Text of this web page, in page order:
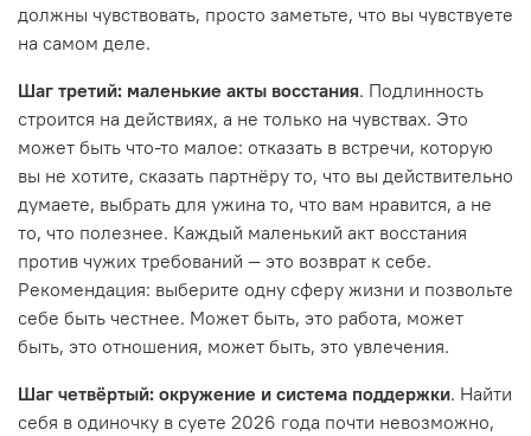
должны чувствовать, просто заметьте, что вы чувствуете
на самом деле.
Шаг третий: маленькие акты восстания. Подлинность
строится на действиях, а не только на чувствах. Это
может быть что-то малое: отказать в встречи, которую
вы не хотите, сказать партнёру то, что вы действительно
думаете, выбрать для ужина то, что вам нравится, а не
то, что полезнее. Каждый маленький акт восстания
против чужих требований — это возврат к себе.
Рекомендация: выберите одну сферу жизни и позвольте
себе быть честнее. Может быть, это работа, может
быть, это отношения, может быть, это увлечения.
Шаг четвёртый: окружение и система поддержки. Найти
себя в одиночку в суете 2026 года почти невозможно,